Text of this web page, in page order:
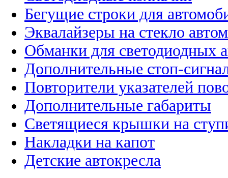
Бегущие строки для
Эквалайзеры на стекло
Обманки для светодиодных
Дополнительные стоп-
Повторители указателей
Дополнительные габариты
Светящиеся крышки на
Накладки на капот
Детские автокресла